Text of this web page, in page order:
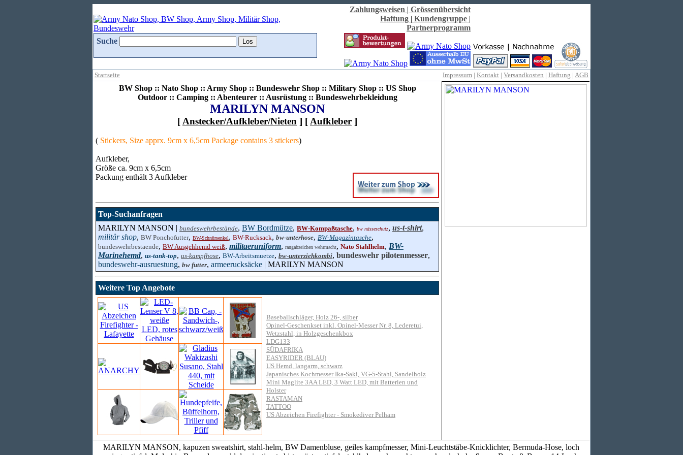
Suche
Zahlungsweisen | Grössenübersicht
Haftung | Kundengruppe |
Partnerprogramm
Startseite Impressum | Kontakt | Versandkosten | Haftung | AGB
BW Shop :: Nato Shop :: Army Shop :: Bundeswehr Shop :: Military Shop :: US Shop
Outdoor :: Camping :: Abenteurer :: Ausrüstung :: Bundeswehrbekleidung
MARILYN MANSON
[ Anstecker/Aufkleber/Nieten ] [ Aufkleber ]
( Stickers, Size apprx. 9cm x 6,5cm Package contains 3 stickers)
Aufkleber,
Größe ca. 9cm x 6,5cm
Packung enthält 3 Aufkleber
Top-Suchanfragen
MARILYN MANSON | bundeswehrbestände, BW Bordmütze, BW-Kompaßtasche, bw nässeschutz, us-t-shirt,
militär shop, BW Ponchofutter, BW-Schnürsenkel, BW-Rucksack, bw-unterhose, BW-Magazintasche,
bundeswehrbestaende, BW Ausgehhemd weiß, militaeruniform, rangabzeichen wehrmacht, Nato Stahlhelm, BW-
Marinehemd, us-tank-top, us-kampfhose, BW-Arbeitsmuetze, bw-unterziehkombi, bundeswehr pilotenmesser,
bundeswehr-ausruestung, bw futter, armeerucksäcke | MARILYN MANSON
Weitere Top Angebote
Baseballschläger, Holz 26-, silber
Opinel-Geschenkset inkl. Opinel-Messer Nr. 8, Lederetui,
Wetzstahl, in Holzgeschenkbox
LDG133
SÜDAFRIKA
EASYRIDER (BLAU)
US Hemd, langarm, schwarz
Japanisches Kochmesser Ika-Saki, VG-5-Stahl, Sandelholz
Mini Maglite 3AA LED, 3 Watt LED, mit Batterien und
Holster
RASTAMAN
TATTOO
US Abzeichen Firefighter - Smokediver Pelham
MARILYN MANSON, kapuzen sweatshirt, stahl-helm, BW Damenbluse, geiles kampfmesser, Mini-Leuchtstäbe-Knicklichter, Bermuda-Hose, loch